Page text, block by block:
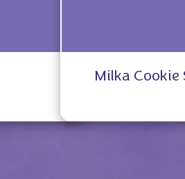
Milka Cookie